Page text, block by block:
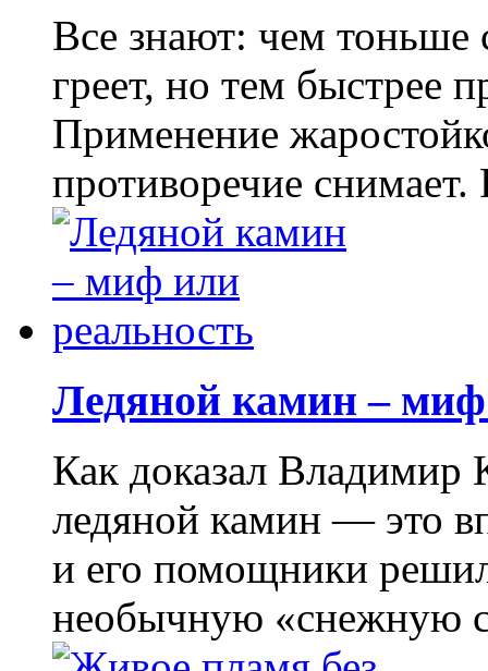
Все знают: чем тоньше
греет, но тем быстрее
Применение
противоречие снимает.
Ледяной камин –
Как доказал Владимир
ледяной камин — это
и его помощники
необычную «снежную